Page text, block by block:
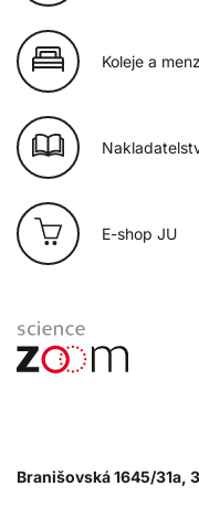
Koleje a
E-shop JU
Branišovská 1645/31a,